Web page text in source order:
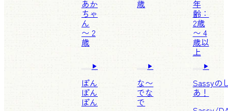
あか
ちゃ
ん
〜 2
歳
歳 年
齢：
2歳
〜 4
歳以
上
ぽん
ぽん
ぽん
な〜
でな
で
Sassyの
あ！